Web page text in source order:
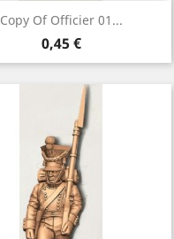
Copy Of Officier 01...
Preço
0,45 €